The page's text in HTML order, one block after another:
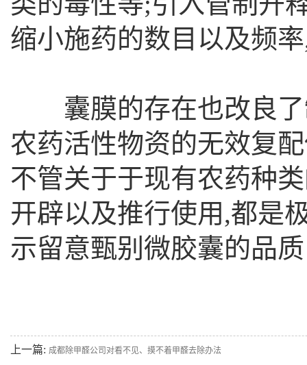
缩小施药的数目以及频
囊膜的存在也改良了
农药活性物资的无效复
不管关于于现有农药种
开辟以及推行使用,都是
示留意甄别微胶囊的品
上一篇: 成都除甲醛公司对看不见、摸不着甲醛去除办法